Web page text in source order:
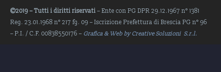
©2019 – Tutti i diritti riservati – Ente con PG DPR 29.12.1967 n° 1381
Reg. 23.01.1968 n° 217 fg. 09 – Iscrizione Prefettura di Brescia PG n° 96
– P.I. / C.F. 00838550176 – Grafica & Web by Creative Soluzioni S.r.l.